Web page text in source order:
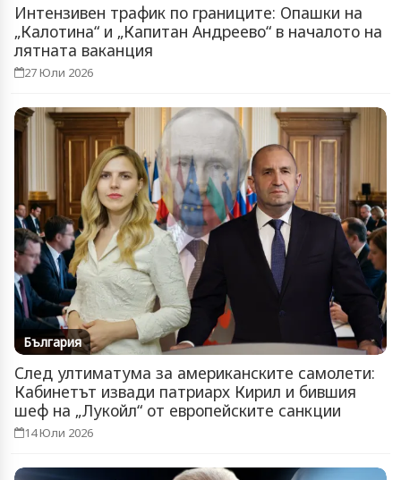
Интензивен трафик по границите: Опашки на
„Калотина“ и „Капитан Андреево“ в началото на
лятната ваканция
27 Юли 2026
България
След ултиматума за американските самолети:
Кабинетът извади патриарх Кирил и бившия
шеф на „Лукойл“ от европейските санкции
14 Юли 2026